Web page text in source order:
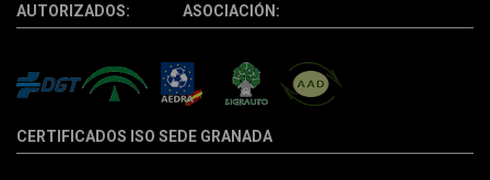
AUTORIZADOS: ASOCIACIÓN:
CERTIFICADOS ISO SEDE GRANADA